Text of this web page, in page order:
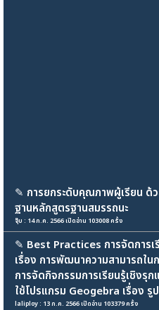
✎ การยกระดับคุณภาพผู้เรียน ด้
ฐานหลักสูตรฐานสมรรถนะ
จุ๊บ : 14 ก.ค. 2566 เปิดอ่าน 103008 ครั้ง
✎ Best Practices การจัดการ
เรื่อง การพัฒนาความสามารถใ
การจัดกิจกรรมการเรียนรู้เชิงรุ
ใช้โปรแกรม Geogebra เรื่อง รูป
laliploy : 13 ก.ค. 2566 เปิดอ่าน 103379 ครั้ง